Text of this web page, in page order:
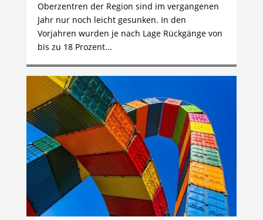
Oberzentren der Region sind im vergangenen
Jahr nur noch leicht gesunken. In den
Vorjahren wurden je nach Lage Rückgänge von
bis zu 18 Prozent...